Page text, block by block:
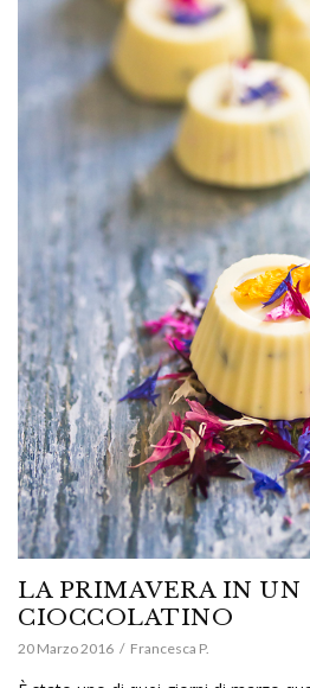
LA PRIMAVERA IN UN
CIOCCOLATINO
20 Marzo 2016 Francesca P.